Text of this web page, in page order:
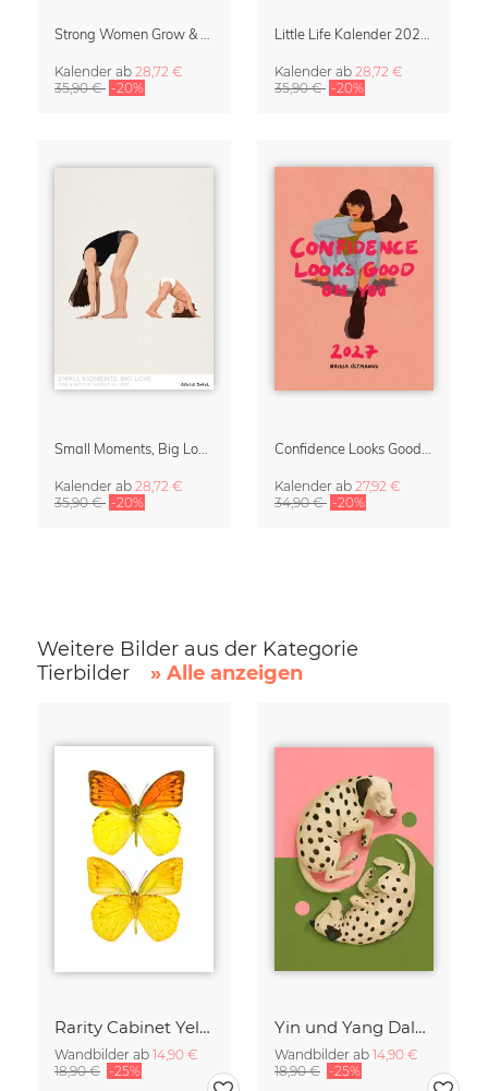
Kalender ab 28,72 €
35,90 € -20%
Kalender ab 28,72 €
35,90 € -20%
Kalender ab 28,72 €
35,90 € -20%
Kalender ab 27,92 €
34,90 € -20%
Weitere Bilder aus der Kategorie
Tierbilder
» Alle anzeigen
Rarity Cabinet Yellow Butterflies 2
Wandbilder ab 14,90 €
18,90 € -25%
Yin und Yang Dalmatiner
Wandbilder ab 14,90 €
18,90 € -25%